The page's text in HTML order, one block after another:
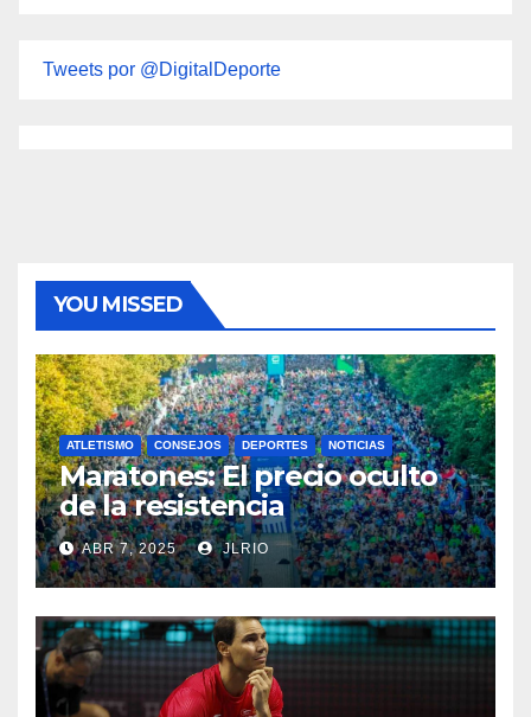
Tweets por @DigitalDeporte
YOU MISSED
ATLETISMO CONSEJOS DEPORTES NOTICIAS
Maratones: El precio oculto
de la resistencia
ABR 7, 2025 JLRIO